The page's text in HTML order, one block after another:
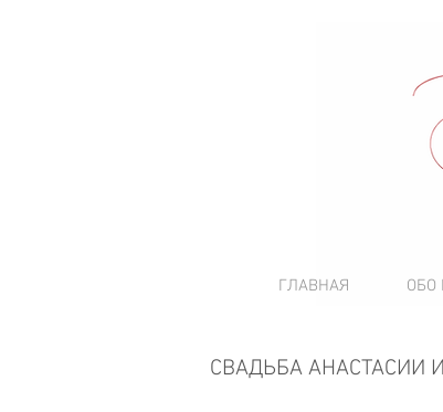
ГЛАВНАЯ ОБО
СВАДЬБА АНАСТАСИИ